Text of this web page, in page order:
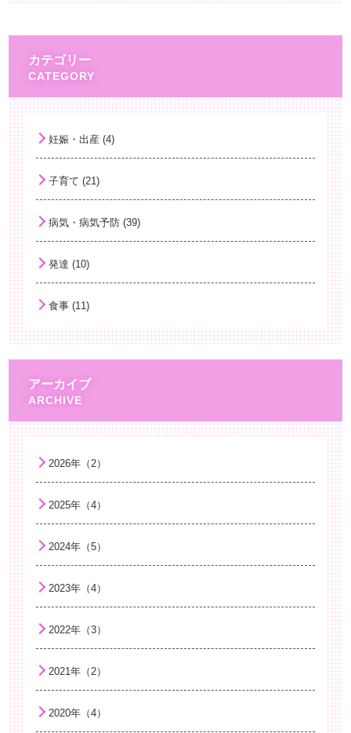
ノロウイルス 嘔吐への対応
身長と思春期
子どもの夏バテ
手洗いと子どもの健康
子どもと海外旅行
がんばり過ぎない子育て
薬剤耐性て何？
麻しん（はしか）
子どもと学校
花粉症
相手の気持ちを考えられるようになること…
手洗い
病院へ行く前の心の準備
こどもの便秘について
カテゴリー
妊娠・出産 (4)
子育て (21)
病気・病気予防 (39)
発達 (10)
食事 (11)
アーカイブ
2026年（2）
2025年（4）
2024年（5）
2023年（4）
2022年（3）
2021年（2）
2020年（4）